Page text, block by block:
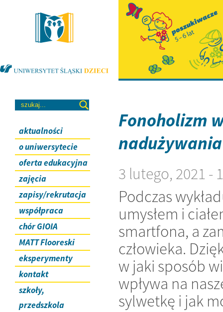
aktualności
o uniwersytecie
oferta edukacyjna
zajęcia
zapisy/rekrutacja
współpraca
chór GIOIA
MATT Flooreski
eksperymenty
kontakt
szkoły,
przedszkola
Fonoholizm
3 lutego, 2021 -
Podczas
umysłem i
smartfona, a
człowieka.
w jaki sposób
wpływa na
sylwetkę i jak